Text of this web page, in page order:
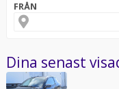
FRÅN
Dina senast